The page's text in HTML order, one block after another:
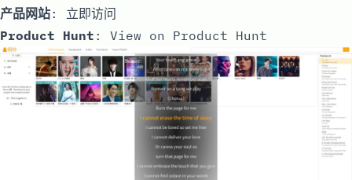
产品网站: 立即访问
Product Hunt : View on Product Hunt